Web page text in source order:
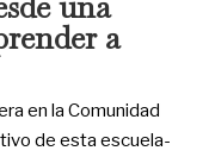
a
en la Comunidad
de esta escuela-